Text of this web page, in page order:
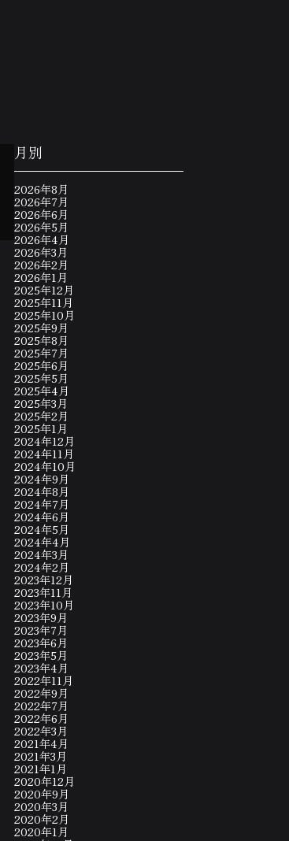
月別
2026年8月
2026年7月
2026年6月
2026年5月
2026年4月
2026年3月
2026年2月
2026年1月
2025年12月
2025年11月
2025年10月
2025年9月
2025年8月
2025年7月
2025年6月
2025年5月
2025年4月
2025年3月
2025年2月
2025年1月
2024年12月
2024年11月
2024年10月
2024年9月
2024年8月
2024年7月
2024年6月
2024年5月
2024年4月
2024年3月
2024年2月
2023年12月
2023年11月
2023年10月
2023年9月
2023年7月
2023年6月
2023年5月
2023年4月
2022年11月
2022年9月
2022年7月
2022年6月
2022年3月
2021年4月
2021年3月
2021年1月
2020年12月
2020年9月
2020年3月
2020年2月
2020年1月